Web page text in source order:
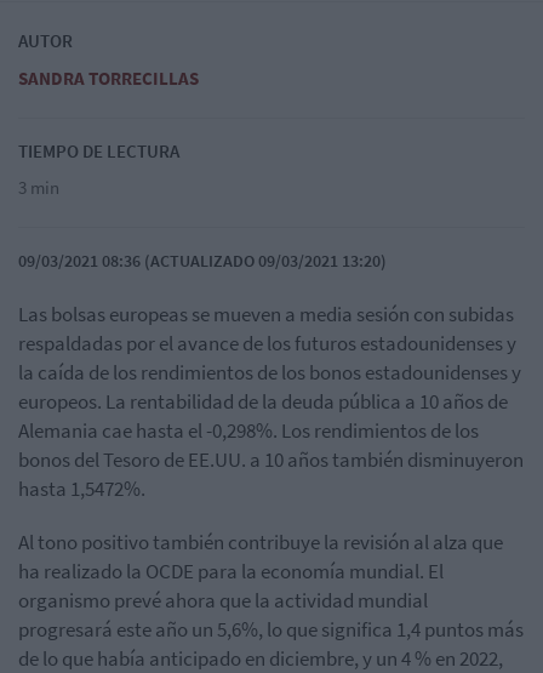
AUTOR
SANDRA TORRECILLAS
TIEMPO DE LECTURA
3 min
09/03/2021 08:36 (ACTUALIZADO 09/03/2021 13:20)
Las bolsas europeas se mueven a media sesión con subidas
respaldadas por el avance de los futuros estadounidenses y
la caída de los rendimientos de los bonos estadounidenses y
europeos. La rentabilidad de la deuda pública a 10 años de
Alemania cae hasta el -0,298%. Los rendimientos de los
bonos del Tesoro de EE.UU. a 10 años también disminuyeron
hasta 1,5472%.
Al tono positivo también contribuye la revisión al alza que
ha realizado la OCDE para la economía mundial. El
organismo prevé ahora que la actividad mundial
progresará este año un 5,6%, lo que significa 1,4 puntos más
de lo que había anticipado en diciembre, y un 4 % en 2022,